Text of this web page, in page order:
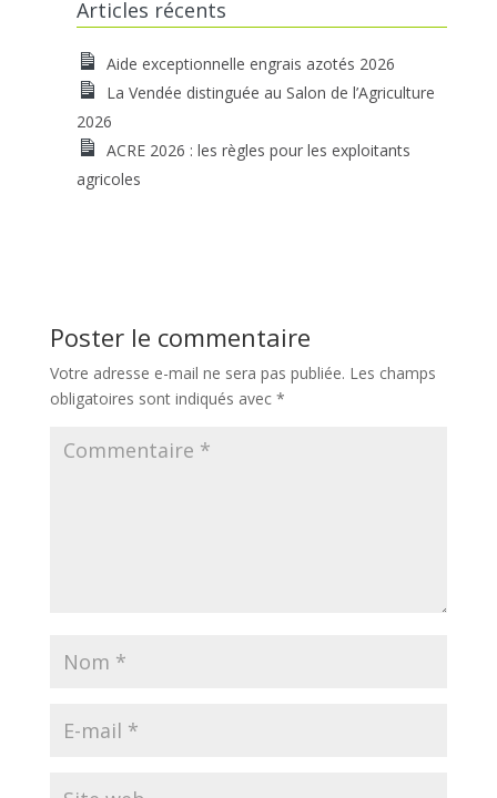
Articles récents
Aide exceptionnelle engrais azotés 2026
La Vendée distinguée au Salon de l’Agriculture
2026
ACRE 2026 : les règles pour les exploitants
agricoles
Poster le commentaire
Votre adresse e-mail ne sera pas publiée. Les champs
obligatoires sont indiqués avec *